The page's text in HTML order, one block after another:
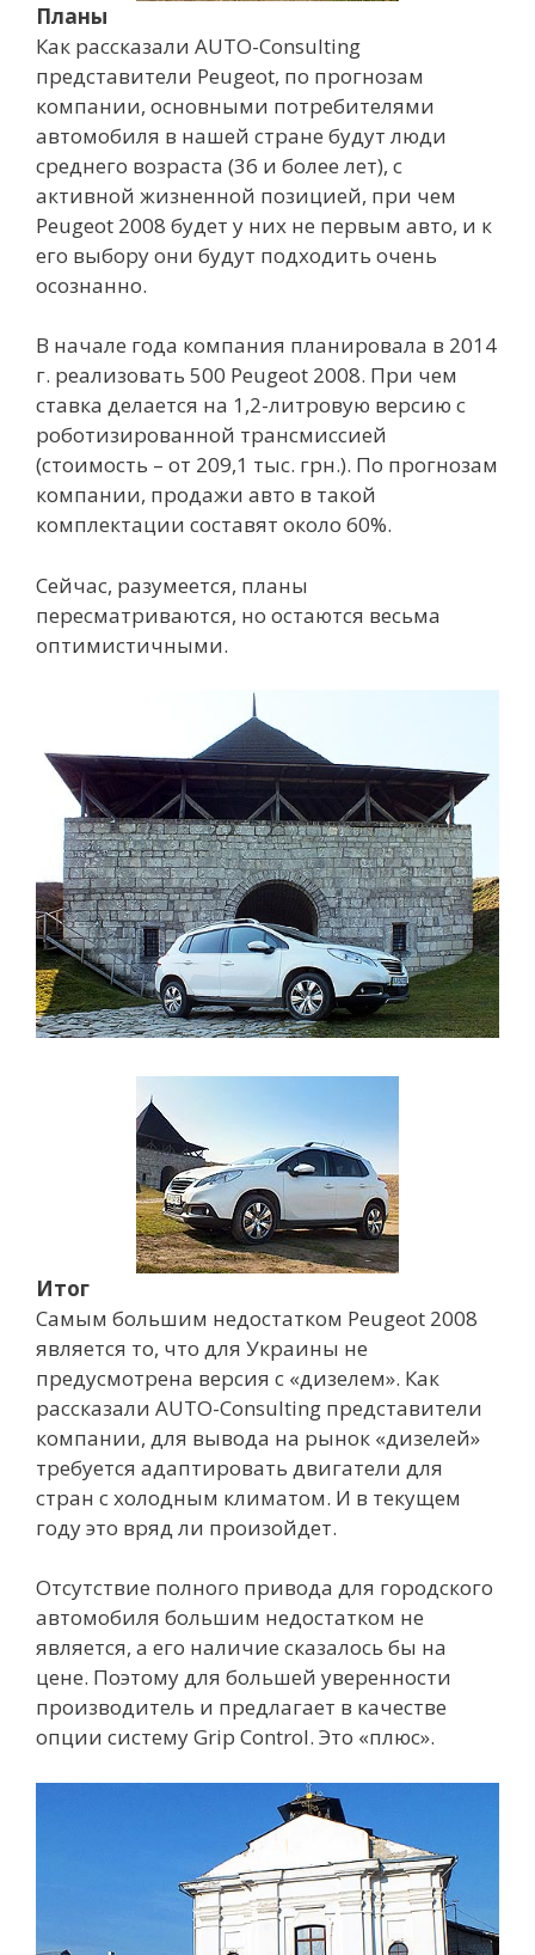
Планы
Как рассказали AUTO-Consulting
представители Peugeot, по прогнозам
компании, основными потребителями
автомобиля в нашей стране будут люди
среднего возраста (36 и более лет), с
активной жизненной позицией, при чем
Peugeot 2008 будет у них не первым авто, и к
его выбору они будут подходить очень
осознанно.
В начале года компания планировала в 2014
г. реализовать 500 Peugeot 2008. При чем
ставка делается на 1,2-литровую версию с
роботизированной трансмиссией
(стоимость – от 209,1 тыс. грн.). По прогнозам
компании, продажи авто в такой
комплектации составят около 60%.
Сейчас, разумеется, планы
пересматриваются, но остаются весьма
оптимистичными.
Итог
Самым большим недостатком Peugeot 2008
является то, что для Украины не
предусмотрена версия с «дизелем». Как
рассказали AUTO-Consulting представители
компании, для вывода на рынок «дизелей»
требуется адаптировать двигатели для
стран с холодным климатом. И в текущем
году это вряд ли произойдет.
Отсутствие полного привода для городского
автомобиля большим недостатком не
является, а его наличие сказалось бы на
цене. Поэтому для большей уверенности
производитель и предлагает в качестве
опции систему Grip Control. Это «плюс».